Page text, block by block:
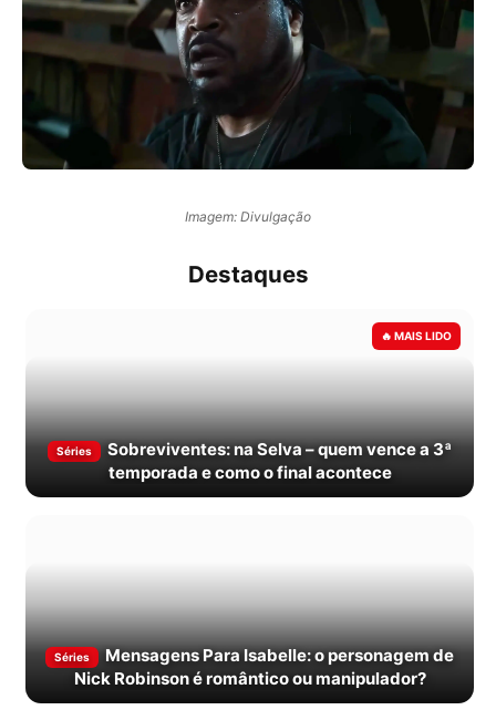
Imagem: Divulgação
Destaques
Séries
Sobreviventes: na Selva – quem vence a 3ª
temporada e como o final acontece
Séries
Mensagens Para Isabelle: o personagem de
Nick Robinson é romântico ou manipulador?